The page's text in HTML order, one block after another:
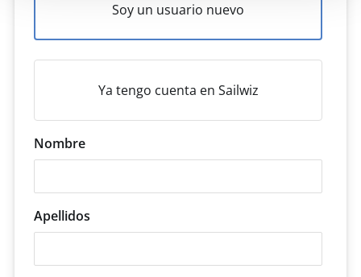
Soy un usuario nuevo
Ya tengo cuenta en Sailwiz
Nombre
Apellidos